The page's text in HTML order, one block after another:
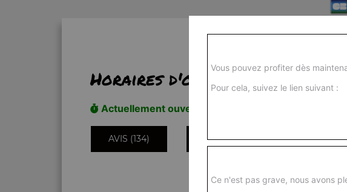
Horaires d'ouverture
Actuellement ouvert
AVIS (134) INFORMATIONS
Vous pouvez profiter dès
Pour cela, suivez le lien suivant :
Ce n'est pas grave, nous avons